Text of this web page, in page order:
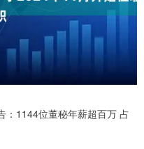
：1144位董秘年薪超百万 占